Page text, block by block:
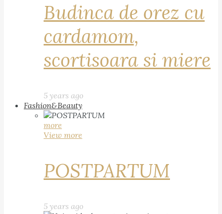
Budinca de orez cu
cardamom,
scortisoara si miere
5 years ago
Fashion&Beauty
more
View more
POSTPARTUM
5 years ago